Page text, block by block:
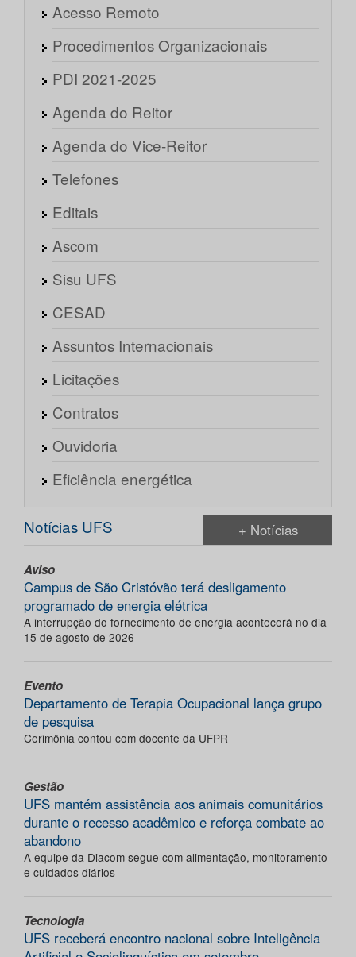
Acesso Remoto
Procedimentos Organizacionais
PDI 2021-2025
Agenda do Reitor
Agenda do Vice-Reitor
Telefones
Editais
Ascom
Sisu UFS
CESAD
Assuntos Internacionais
Licitações
Contratos
Ouvidoria
Eficiência energética
Notícias UFS + Notícias
Aviso
Campus de São Cristóvão terá desligamento
programado de energia elétrica
A interrupção do fornecimento de energia acontecerá no dia
15 de agosto de 2026
Evento
Departamento de Terapia Ocupacional lança grupo
de pesquisa
Cerimônia contou com docente da UFPR
Gestão
UFS mantém assistência aos animais comunitários
durante o recesso acadêmico e reforça combate ao
abandono
A equipe da Diacom segue com alimentação, monitoramento
e cuidados diários
Tecnologia
UFS receberá encontro nacional sobre Inteligência